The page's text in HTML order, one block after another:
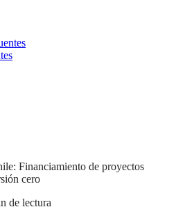
Financiamiento de proyectos
cero
de lectura